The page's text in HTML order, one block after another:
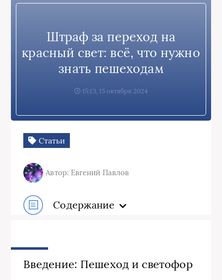
Штраф за переход на
красный свет: всё, что нужно
знать пешеходам
15:13, 15 октября 2024
Статьи
Автор: Евгений Павлов
Содержание
Введение: Пешеход и светофор